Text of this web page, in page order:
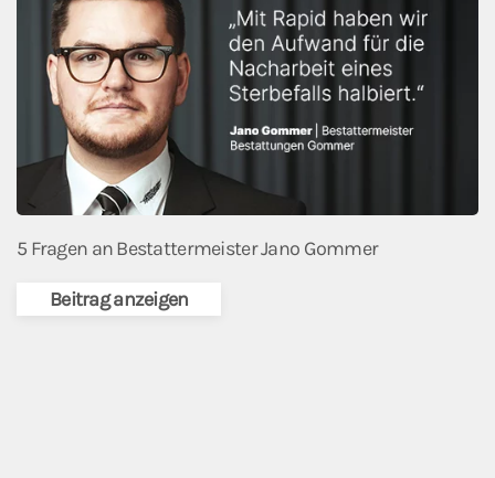
5 Fragen an Bestattermeister Jano Gommer
Beitrag anzeigen